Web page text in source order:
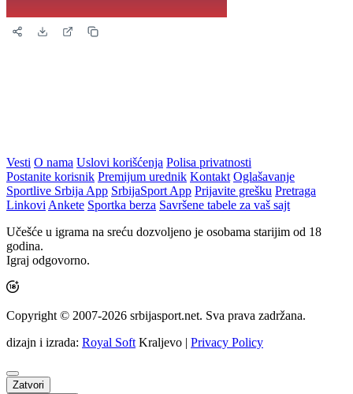
Vesti O nama Uslovi korišćenja Polisa privatnosti
Postanite korisnik Premijum urednik Kontakt Oglašavanje
Sportlive Srbija App SrbijaSport App Prijavite grešku Pretraga
Linkovi Ankete Sportka berza Savršene tabele za vaš sajt
Učešće u igrama na sreću dozvoljeno je osobama starijim od 18
godina.
Igraj odgovorno.
Copyright © 2007-2026 srbijasport.net. Sva prava zadržana.
dizajn i izrada: Royal Soft Kraljevo | Privacy Policy
Zatvori